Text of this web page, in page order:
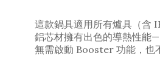
這款鍋具適用所有爐具（含
鋁芯材擁有出色的導熱性能
無需啟動 Booster 功能，也